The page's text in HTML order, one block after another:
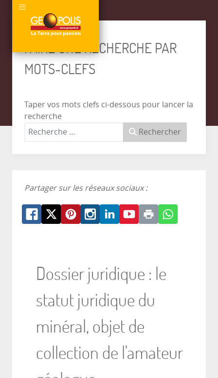
FAIRE UNE RECHERCHE PAR
MOTS-CLEFS
Taper vos mots clefs ci-dessous pour lancer la
recherche
Rechercher
Partager sur les réseaux sociaux :
Dossier juridique : le
statut juridique du
minéral, objet de
collection de l'amateur